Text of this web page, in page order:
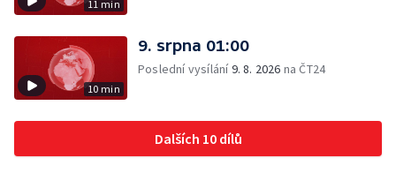
11 min
10 min
9. srpna 01:00
Poslední vysílání9. 8. 2026 na ČT24
Dalších 10 dílů